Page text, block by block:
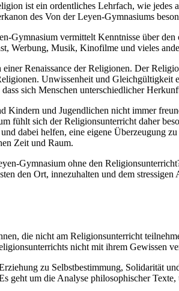
ist ein ordentliches Lehrfach, wie
des Von der Leyen-Gymnasiums
Gymnasium vermittelt Kenntnisse über
Werbung, Musik, Kinofilme und vieles
Renaissance der Religionen. Der
Unwissenheit und
sich Menschen unterschiedlicher
Kindern und Jugendlichen nicht immer
fühlt sich der Religionsunterricht daher
dabei helfen, eine eigene Überzeugung
Zeit und Raum.
Gymnasium ohne den
den Ort, innezuhalten und dem
die nicht am Religionsunterricht
nicht mit ihrem Gewissen
zu Selbstbestimmung, Solidarität
geht um die Analyse philosophischer